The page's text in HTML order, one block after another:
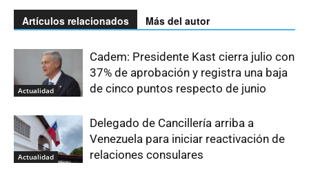
Artículos relacionados Más del autor
Actualidad
Cadem: Presidente Kast cierra julio con
37% de aprobación y registra una baja
de cinco puntos respecto de junio
Actualidad
Delegado de Cancillería arriba a
Venezuela para iniciar reactivación de
relaciones consulares